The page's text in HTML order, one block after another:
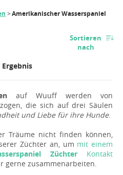
Amerikanischer Wasserspaniel
Sortieren
nach
Ergebnis
auf Wuuff werden von
die sich auf drei Säulen
und Liebe für ihre Hunde.
Träume nicht finden können,
Züchter an, um mit einem
ZüchterKontakt
gerne zusammenarbeiten.